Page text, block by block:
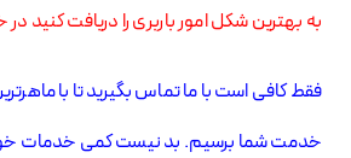
به بهترین شکل امور باربری را دریافت
فقط کافی است با ما تماس بگیرید تا با
خدمت شما برسیم. بد نیست کمی خدمات خود